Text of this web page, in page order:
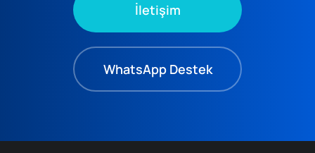
İletişim
WhatsApp Destek